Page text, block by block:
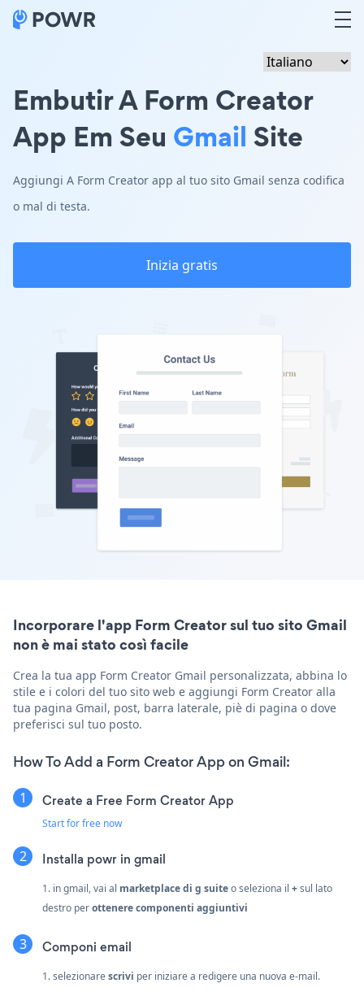
Embutir A Form Creator
App Em Seu Gmail Site
Aggiungi A Form Creator app al tuo sito Gmail senza codifica
o mal di testa.
Inizia gratis
Incorporare l'app Form Creator sul tuo sito Gmail
non è mai stato così facile
Crea la tua app Form Creator Gmail personalizzata, abbina lo
stile e i colori del tuo sito web e aggiungi Form Creator alla
tua pagina Gmail, post, barra laterale, piè di pagina o dove
preferisci sul tuo posto.
How To Add a Form Creator App on Gmail:
Create a Free Form Creator App
Start for free now
Installa powr in gmail
1. in gmail, vai al marketplace di g suiteo seleziona il +sul lato
destro perottenere componenti aggiuntivi
Componi email
1. selezionarescrivi per iniziare a redigere una nuova e-mail.